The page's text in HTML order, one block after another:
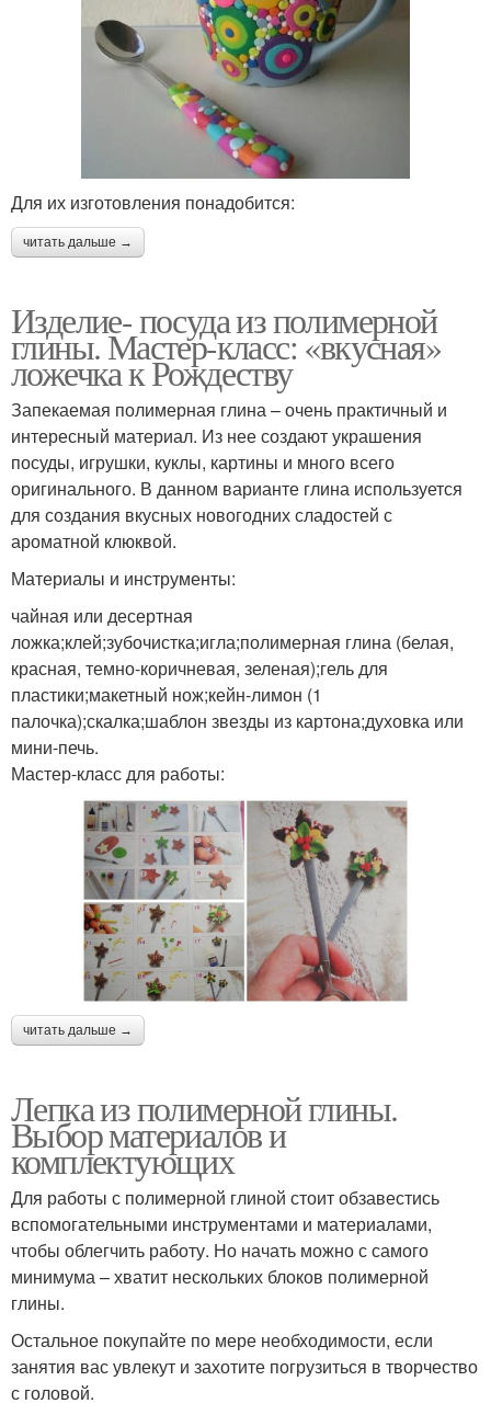
Для их изготовления понадобится:
читать дальше →
Изделие- посуда из полимерной
глины. Мастер-класс: «вкусная»
ложечка к Рождеству
Запекаемая полимерная глина – очень практичный и
интересный материал. Из нее создают украшения
посуды, игрушки, куклы, картины и много всего
оригинального. В данном варианте глина используется
для создания вкусных новогодних сладостей с
ароматной клюквой.
Материалы и инструменты:
чайная или десертная
ложка;клей;зубочистка;игла;полимерная глина (белая,
красная, темно-коричневая, зеленая);гель для
пластики;макетный нож;кейн-лимон (1
палочка);скалка;шаблон звезды из картона;духовка или
мини-печь.
Мастер-класс для работы:
читать дальше →
Лепка из полимерной глины.
Выбор материалов и
комплектующих
Для работы с полимерной глиной стоит обзавестись
вспомогательными инструментами и материалами,
чтобы облегчить работу. Но начать можно с самого
минимума – хватит нескольких блоков полимерной
глины.
Остальное покупайте по мере необходимости, если
занятия вас увлекут и захотите погрузиться в творчество
с головой.